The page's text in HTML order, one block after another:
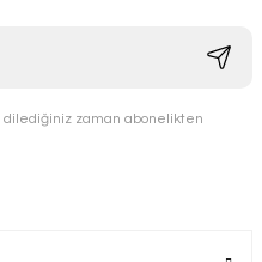
dilediğiniz zaman abonelikten